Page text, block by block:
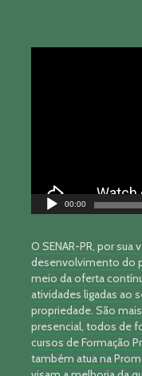
00:00
O SENAR-PR, por
desenvolvimento do
meio da oferta
atividades ligadas ao
propriedade. São
presencial, todos de
cursos de Formação
também atua na